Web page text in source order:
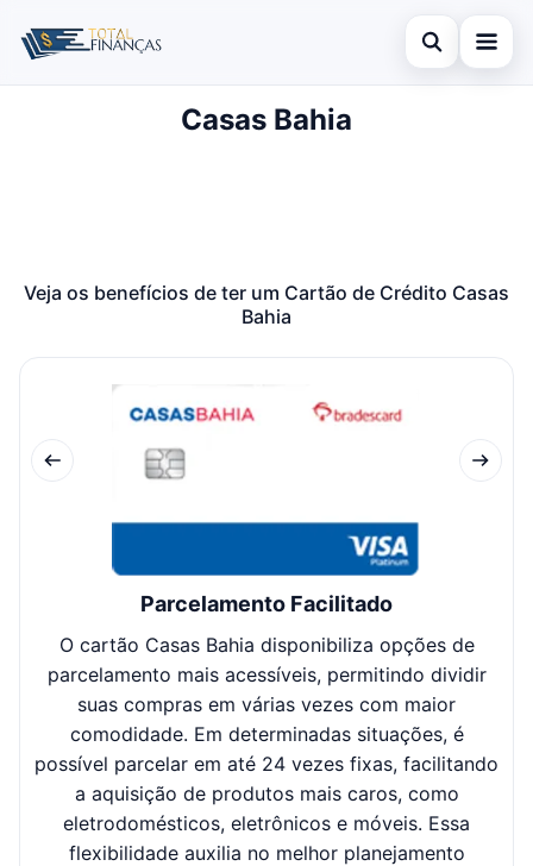
Abrir busca
Casas Bahia
Veja os benefícios de ter um Cartão de Crédito Casas
Bahia
Parcelamento Facilitado
O cartão Casas Bahia disponibiliza opções de
parcelamento mais acessíveis, permitindo dividir
suas compras em várias vezes com maior
comodidade. Em determinadas situações, é
possível parcelar em até 24 vezes fixas, facilitando
a aquisição de produtos mais caros, como
eletrodomésticos, eletrônicos e móveis. Essa
flexibilidade auxilia no melhor planejamento